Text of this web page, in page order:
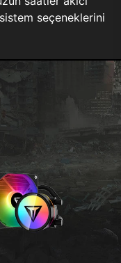
seçeneklerini